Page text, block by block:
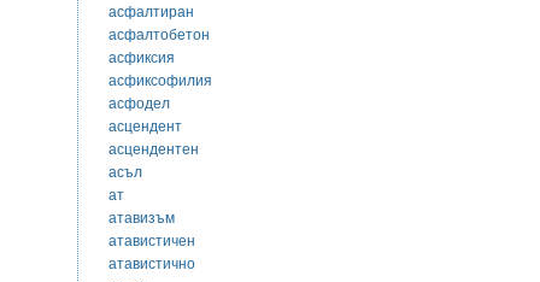
асфалтиран
асфалтобетон
асфиксия
асфиксофилия
асфодел
асцендент
асцендентен
асъл
ат
атавизъм
атавистичен
атавистично